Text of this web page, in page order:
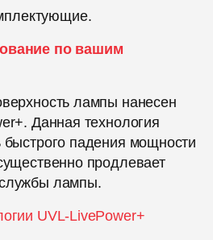
по вашим
лампы нанесен
Данная технология
быстрого падения мощности
продлевает
лампы.
UVL-LivePower+